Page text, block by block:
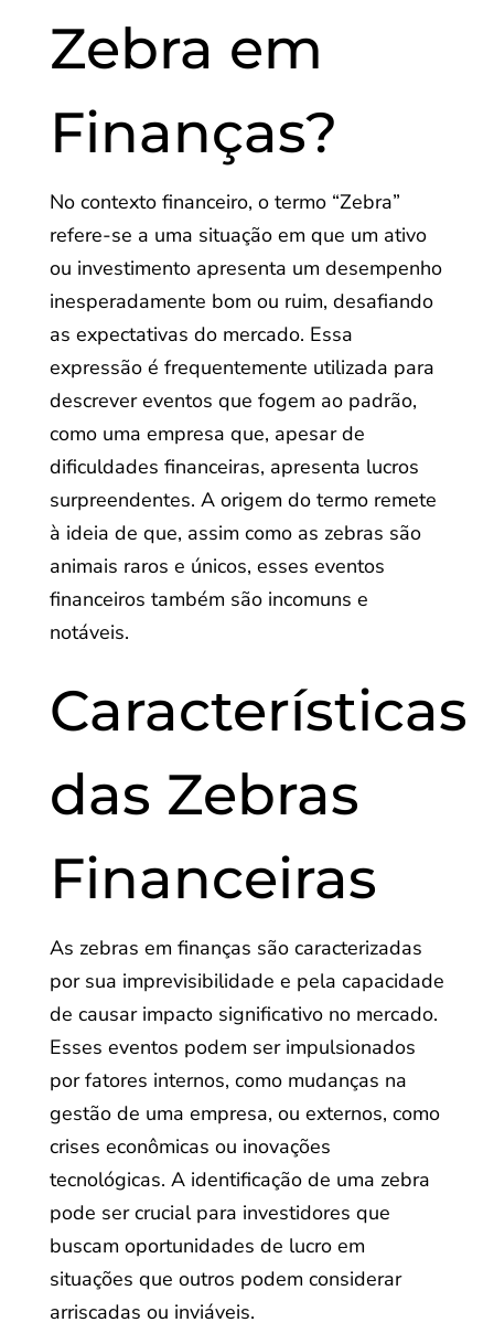
Zebra em
Finanças?
No contexto financeiro, o termo “Zebra”
refere-se a uma situação em que um ativo
ou investimento apresenta um desempenho
inesperadamente bom ou ruim, desafiando
as expectativas do mercado. Essa
expressão é frequentemente utilizada para
descrever eventos que fogem ao padrão,
como uma empresa que, apesar de
dificuldades financeiras, apresenta lucros
surpreendentes. A origem do termo remete
à ideia de que, assim como as zebras são
animais raros e únicos, esses eventos
financeiros também são incomuns e
notáveis.
Características
das Zebras
Financeiras
As zebras em finanças são caracterizadas
por sua imprevisibilidade e pela capacidade
de causar impacto significativo no mercado.
Esses eventos podem ser impulsionados
por fatores internos, como mudanças na
gestão de uma empresa, ou externos, como
crises econômicas ou inovações
tecnológicas. A identificação de uma zebra
pode ser crucial para investidores que
buscam oportunidades de lucro em
situações que outros podem considerar
arriscadas ou inviáveis.